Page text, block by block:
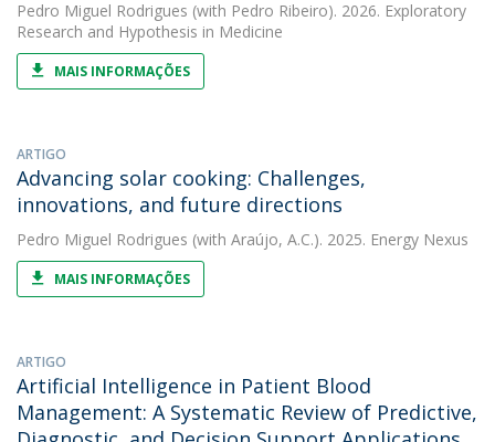
Pedro Miguel Rodrigues (with Pedro Ribeiro). 2026. Exploratory
Research and Hypothesis in Medicine
MAIS INFORMAÇÕES
ARTIGO
Advancing solar cooking: Challenges,
innovations, and future directions
Pedro Miguel Rodrigues (with Araújo, A.C.). 2025. Energy Nexus
MAIS INFORMAÇÕES
ARTIGO
Artificial Intelligence in Patient Blood
Management: A Systematic Review of Predictive,